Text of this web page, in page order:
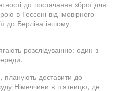
до постачання зброї для
в Гессені від імовірного
до Берліна іншому
розслідуванню: один з
планують доставити до
Німеччини в п'ятницю, де